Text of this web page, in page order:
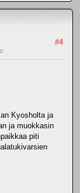
#4
Kyosholta ja
ja muokkasin
piti